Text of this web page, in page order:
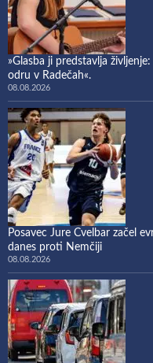
»Glasba ji predstavlja
odru v Radečah«.
08.08.2026
Posavec Jure Cvelbar začel
danes proti Nemčiji
08.08.2026